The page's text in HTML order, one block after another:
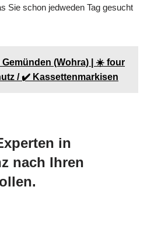
Sie schon jedweden Tag gesucht
Gemünden (Wohra) | ☀️ four
/ ✔️ Kassettenmarkisen
in
nach Ihren